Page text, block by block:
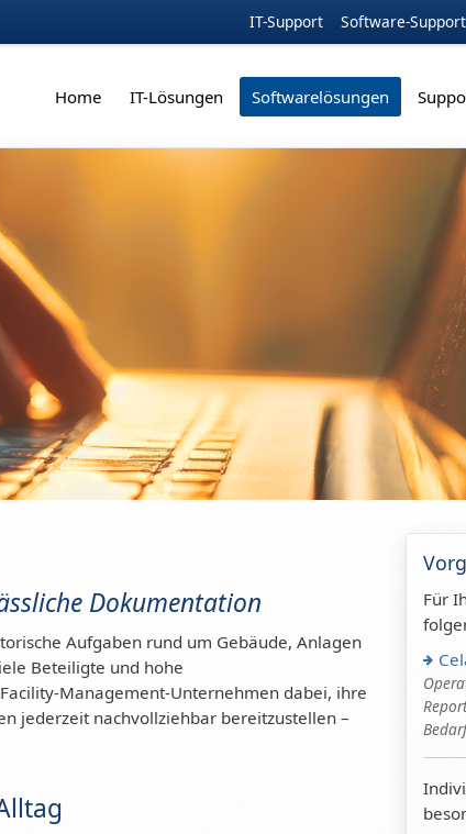
IT-Support Software-Support
Home IT-Lösungen Softwarelösungen
Dokumentation
Aufgaben rund um Gebäude, Anlagen
Beteiligte und hohe
Management-Unternehmen dabei, ihre
jederzeit nachvollziehbar bereitzustellen –
Für
Bedarf